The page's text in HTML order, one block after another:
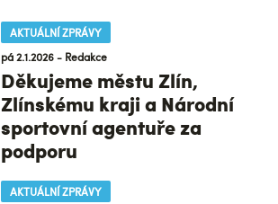
AKTUÁLNÍ ZPRÁVY
pá 2.1.2026 - Redakce
Děkujeme městu Zlín,
Zlínskému kraji a Národní
sportovní agentuře za
podporu
AKTUÁLNÍ ZPRÁVY